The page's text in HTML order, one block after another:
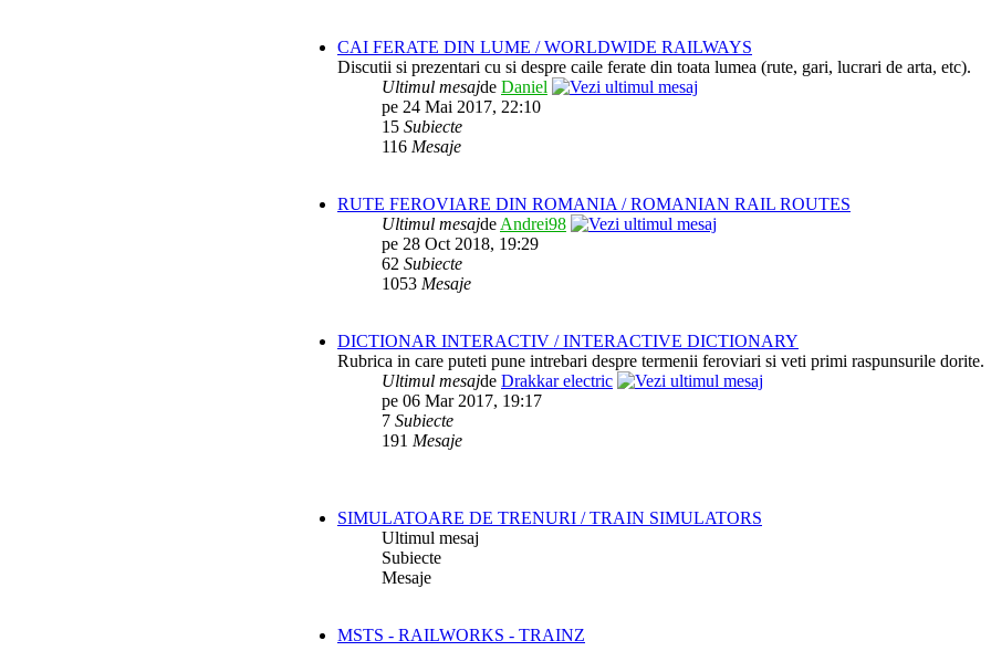
CAI FERATE DIN LUME / WORLDWIDE RAILWAYS
Discutii si prezentari cu si despre caile ferate din toata lumea (rute, gari, lucrari de arta, etc).
Ultimul mesajde Daniel
pe 24 Mai 2017, 22:10
15 Subiecte
116 Mesaje
RUTE FEROVIARE DIN ROMANIA / ROMANIAN RAIL ROUTES
Ultimul mesajde Andrei98
pe 28 Oct 2018, 19:29
62 Subiecte
1053 Mesaje
DICTIONAR INTERACTIV / INTERACTIVE DICTIONARY
Rubrica in care puteti pune intrebari despre termenii feroviari si veti primi raspunsurile dorite.
Ultimul mesajde Drakkar electric
pe 06 Mar 2017, 19:17
7 Subiecte
191 Mesaje
SIMULATOARE DE TRENURI / TRAIN SIMULATORS
Ultimul mesaj
Subiecte
Mesaje
MSTS - RAILWORKS - TRAINZ